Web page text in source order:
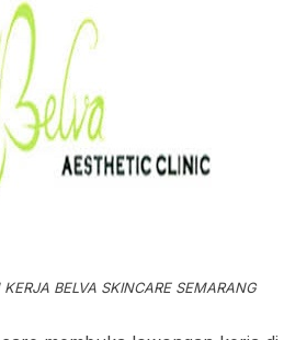
BELVA SKINCARE SEMARANG